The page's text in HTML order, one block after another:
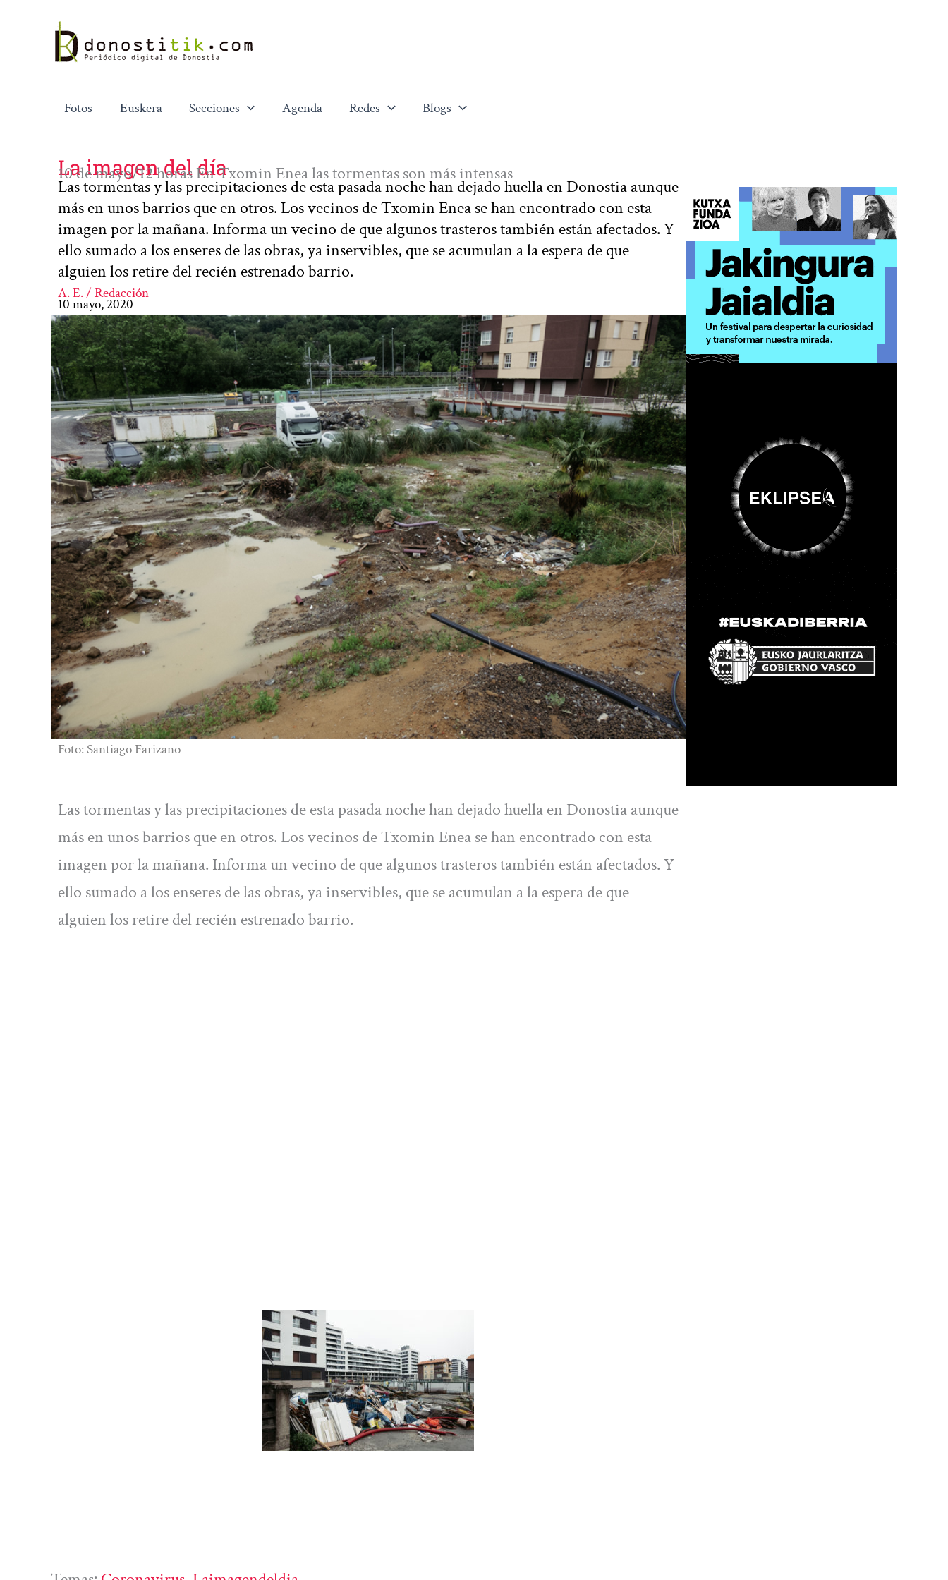
contenido
Fotos Euskera Secciones Agenda Redes Blogs
La imagen del día
10 de mayo/12 horas En Txomin Enea las tormentas son más intensas
Las tormentas y las precipitaciones de esta pasada noche han dejado huella en Donostia aunque
más en unos barrios que en otros. Los vecinos de Txomin Enea se han encontrado con esta
imagen por la mañana. Informa un vecino de que algunos trasteros también están afectados. Y
ello sumado a los enseres de las obras, ya inservibles, que se acumulan a la espera de que
alguien los retire del recién estrenado barrio.
A. E. / Redacción
10 mayo, 2020
Foto: Santiago Farizano
Las tormentas y las precipitaciones de esta pasada noche han dejado huella en Donostia aunque
más en unos barrios que en otros. Los vecinos de Txomin Enea se han encontrado con esta
imagen por la mañana. Informa un vecino de que algunos trasteros también están afectados. Y
ello sumado a los enseres de las obras, ya inservibles, que se acumulan a la espera de que
alguien los retire del recién estrenado barrio.